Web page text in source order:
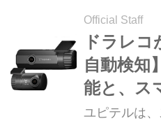
載している。
Official Staff
ドラレコ
自動検知
能と、ス
きるユピ
ユピテルは